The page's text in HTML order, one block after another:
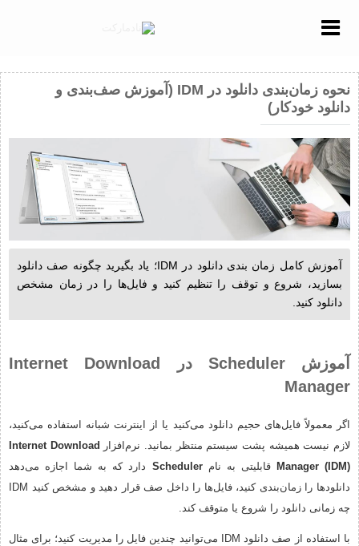
Menu
نحوه زمان‌بندی دانلود در IDM (آموزش صف‌بندی و
دانلود خودکار)
آموزش کامل زمان بندی دانلود در IDM؛ یاد بگیرید چگونه صف دانلود
بسازید، شروع و توقف را تنظیم کنید و فایل‌ها را در زمان مشخص
دانلود کنید.
آموزش Scheduler در Internet Download
Manager
اگر معمولاً فایل‌های حجیم دانلود می‌کنید یا از اینترنت شبانه استفاده می‌کنید،
لازم نیست همیشه پشت سیستم منتظر بمانید. نرم‌افزار
Internet Download
Manager (IDM) قابلیتی به نامScheduler دارد که به شما اجازه می‌دهد
دانلودها را زمان‌بندی کنید، فایل‌ها را داخل صف قرار دهید و مشخص کنید IDM
چه زمانی دانلود را شروع یا متوقف کند.
با استفاده از صف دانلود IDM می‌توانید چندین فایل را مدیریت کنید؛ برای مثال